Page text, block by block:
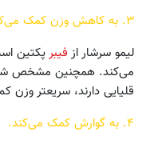
۳. به کاهش وزن کمک می‌کند.
لیمو سرشار از فیبرپکتین
می‌کند. همچنین مشخص
قلیایی دارند، سریعتر وزن
۴. به گوارش کمک می‌کند.